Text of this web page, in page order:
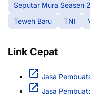
Seputar Mura Seasen 2
Teweh Baru
TNI
Link Cepat
Jasa
Jasa